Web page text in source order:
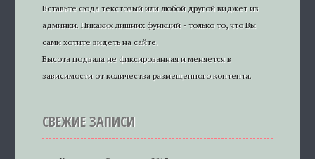
Вставьте сюда текстовый или любой другой виджет из
админки. Никаких лишних функций - только то, что Вы
сами хотите видеть на сайте.
Высота подвала не фиксированная и меняется в
зависимости от количества размещенного контента.
СВЕЖИЕ ЗАПИСИ